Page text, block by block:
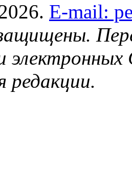
E-mail:
редакции.